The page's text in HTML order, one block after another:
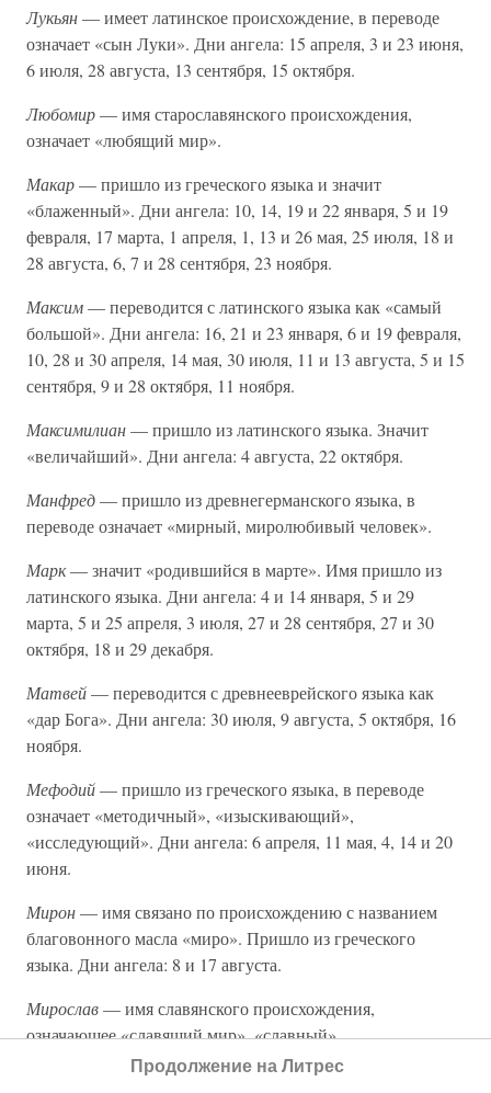
Лукьян— имеет латинское происхождение, в переводе
означает «сын Луки». Дни ангела: 15 апреля, 3 и 23 июня,
6 июля, 28 августа, 13 сентября, 15 октября.
Любомир— имя старославянского происхождения,
означает «любящий мир».
Макар— пришло из греческого языка и значит
«блаженный». Дни ангела: 10, 14, 19 и 22 января, 5 и 19
февраля, 17 марта, 1 апреля, 1, 13 и 26 мая, 25 июля, 18 и
28 августа, 6, 7 и 28 сентября, 23 ноября.
Максим— переводится с латинского языка как «самый
большой». Дни ангела: 16, 21 и 23 января, 6 и 19 февраля,
10, 28 и 30 апреля, 14 мая, 30 июля, 11 и 13 августа, 5 и 15
сентября, 9 и 28 октября, 11 ноября.
Максимилиан— пришло из латинского языка. Значит
«величайший». Дни ангела: 4 августа, 22 октября.
Манфред— пришло из древнегерманского языка, в
переводе означает «мирный, миролюбивый человек».
Марк— значит «родившийся в марте». Имя пришло из
латинского языка. Дни ангела: 4 и 14 января, 5 и 29
марта, 5 и 25 апреля, 3 июля, 27 и 28 сентября, 27 и 30
октября, 18 и 29 декабря.
Матвей— переводится с древнееврейского языка как
«дар Бога». Дни ангела: 30 июля, 9 августа, 5 октября, 16
ноября.
Мефодий— пришло из греческого языка, в переводе
означает «методичный», «изыскивающий»,
«исследующий». Дни ангела: 6 апреля, 11 мая, 4, 14 и 20
июня.
Мирон— имя связано по происхождению с названием
благовонного масла «миро». Пришло из греческого
языка. Дни ангела: 8 и 17 августа.
Мирослав— имя славянского происхождения,
означающее «славящий мир», «славный».
— значит «явленный матерью». Имя пришло
Продолжение на Литрес